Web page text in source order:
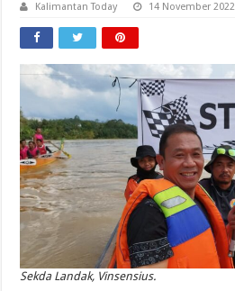
Kalimantan Today 14 November 2022
Sekda Landak, Vinsensius.